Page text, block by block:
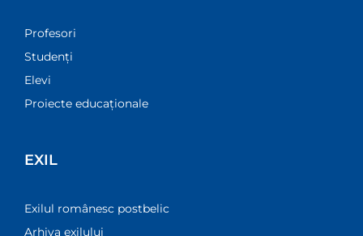
Profesori
Studenți
Elevi
Proiecte educaționale
EXIL
Exilul românesc postbelic
Arhiva exilului